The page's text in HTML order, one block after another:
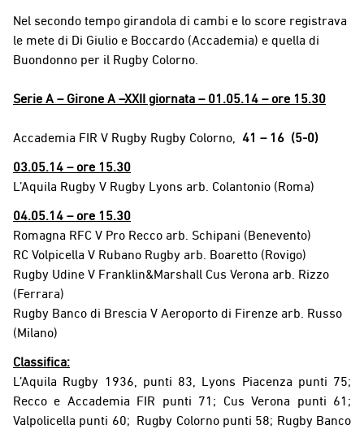
Nel secondo tempo girandola di cambi e lo score registrava
le mete di Di Giulio e Boccardo (Accademia) e quella di
Buondonno per il Rugby Colorno.
Serie A – Girone A –XXII giornata – 01.05.14 – ore 15.30
Accademia FIR V Rugby Rugby Colorno, 41 – 16 (5-0)
03.05.14 – ore 15.30
L’Aquila Rugby V Rugby Lyons arb. Colantonio (Roma)
04.05.14 – ore 15.30
Romagna RFC V Pro Recco arb. Schipani (Benevento)
RC Volpicella V Rubano Rugby arb. Boaretto (Rovigo)
Rugby Udine V Franklin&Marshall Cus Verona arb. Rizzo
(Ferrara)
Rugby Banco di Brescia V Aeroporto di Firenze arb. Russo
(Milano)
Classifica:
L’Aquila Rugby 1936, punti 83, Lyons Piacenza punti 75;
Recco e Accademia FIR punti 71; Cus Verona punti 61;
Valpolicella punti 60; Rugby Colorno punti 58; Rugby Banco